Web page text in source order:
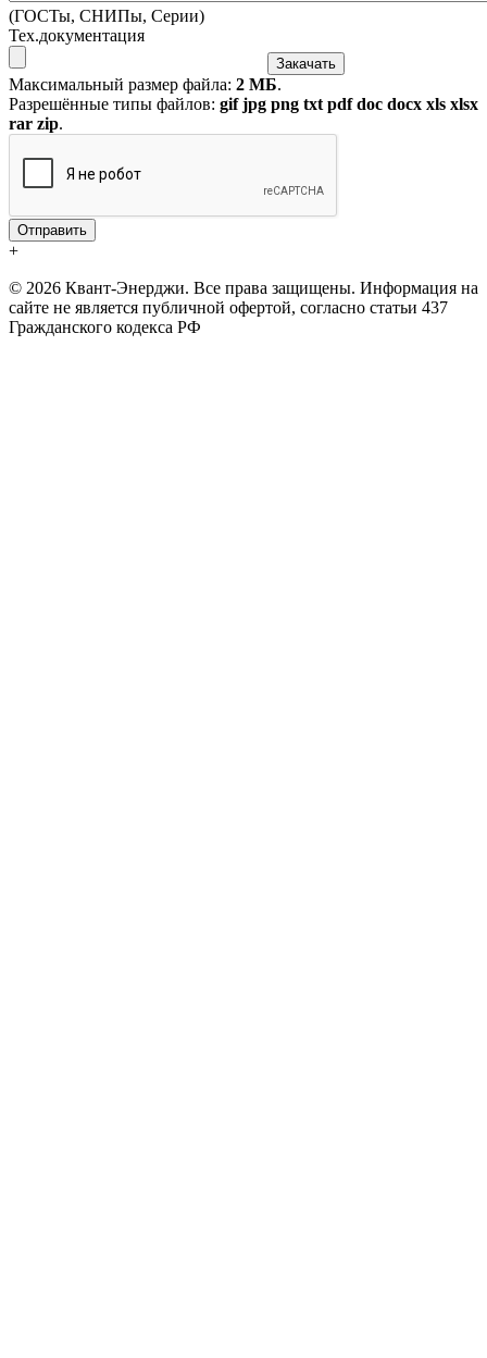
(ГОСТы, СНИПы, Серии)
Тех.документация
Максимальный размер файла: 2 МБ.
Разрешённые типы файлов: gif jpg png txt pdf doc docx xls xlsx
rar zip.
+
© 2026 Квант-Энерджи. Все права защищены. Информация на
сайте не является публичной офертой, согласно статьи 437
Гражданского кодекса РФ